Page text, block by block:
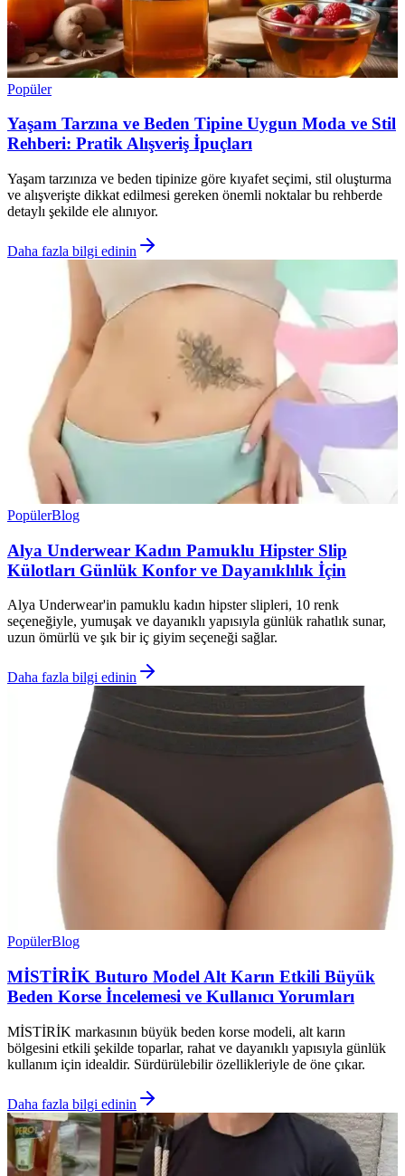
Popüler
Yaşam Tarzına ve Beden Tipine Uygun Moda ve Stil
Rehberi: Pratik Alışveriş İpuçları
Yaşam tarzınıza ve beden tipinize göre kıyafet seçimi, stil oluşturma
ve alışverişte dikkat edilmesi gereken önemli noktalar bu rehberde
detaylı şekilde ele alınıyor.
Daha fazla bilgi edinin
PopülerBlog
Alya Underwear Kadın Pamuklu Hipster Slip
Külotları Günlük Konfor ve Dayanıklılık İçin
Alya Underwear'in pamuklu kadın hipster slipleri, 10 renk
seçeneğiyle, yumuşak ve dayanıklı yapısıyla günlük rahatlık sunar,
uzun ömürlü ve şık bir iç giyim seçeneği sağlar.
Daha fazla bilgi edinin
PopülerBlog
MİSTİRİK Buturo Model Alt Karın Etkili Büyük
Beden Korse İncelemesi ve Kullanıcı Yorumları
MİSTİRİK markasının büyük beden korse modeli, alt karın
bölgesini etkili şekilde toparlar, rahat ve dayanıklı yapısıyla günlük
kullanım için idealdir. Sürdürülebilir özellikleriyle de öne çıkar.
Daha fazla bilgi edinin